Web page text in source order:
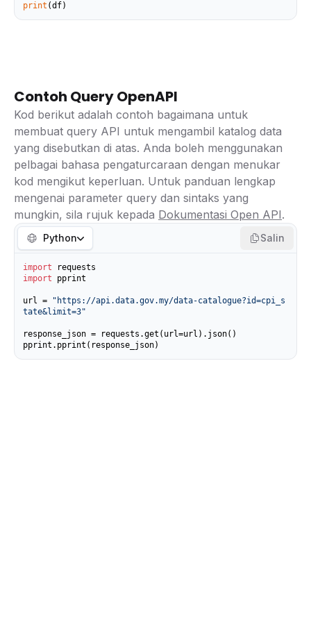
print (df)
Contoh Query OpenAPI
Kod berikut adalah contoh bagaimana untuk
membuat query API untuk mengambil katalog data
yang disebutkan di atas. Anda boleh menggunakan
pelbagai bahasa pengaturcaraan dengan menukar
kod mengikut keperluan. Untuk panduan lengkap
mengenai parameter query dan sintaks yang
mungkin, sila rujuk kepada Dokumentasi Open API.
Python Salin
import
import pprint
url =
"https://api.data.gov.my/data-catalogue?id=cpi_s
tate&limit=3"
response_json = requests.get(url=url).json()
pprint.pprint(response_json)